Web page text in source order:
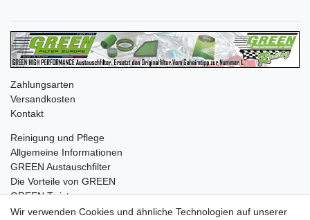
Zahlungsarten
Versandkosten
Kontakt
Reinigung und Pflege
Allgemeine Informationen
GREEN Austauschfilter
Die Vorteile von GREEN
GREEN Twister
Wir verwenden Cookies und ähnliche Technologien auf unserer